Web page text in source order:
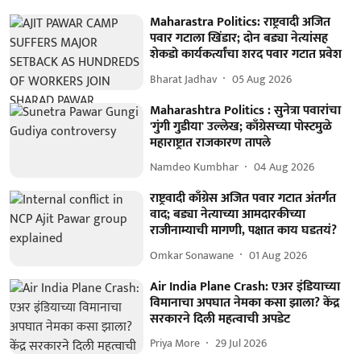
Maharastra Politics: राष्ट्रवादी अजित
पवार गटाला खिंडार; दोन बड्या नेत्यांसह
शेकडो कार्यकर्त्यांचा शरद पवार गटात प्रवेश
Bharat Jadhav 05 Aug 2026
Maharashtra Politics : सुनेत्रा पवारांचा
'गुंगी गुडीया' उल्लेख; काँग्रेसच्या पोस्टमुळे
महाराष्ट्रात राजकारण तापले
Namdeo Kumbhar 04 Aug 2026
राष्ट्रवादी काँग्रेस अजित पवार गटात अंतर्गत
वाद; बड्या नेत्याच्या आमदारकीच्या
राजीनाम्याची मागणी, पक्षात काय घडतयं?
Omkar Sonawane 01 Aug 2026
Air India Plane Crash: एअर इंडियाच्या
विमानाचा अपघात नेमका कसा झाला? केंद्र
सरकारने दिली महत्वाची अपडेट
Priya More 29 Jul 2026